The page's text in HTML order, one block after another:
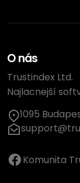
O nás
Trustindex Ltd.
Najlacnejší
1095
Komunita